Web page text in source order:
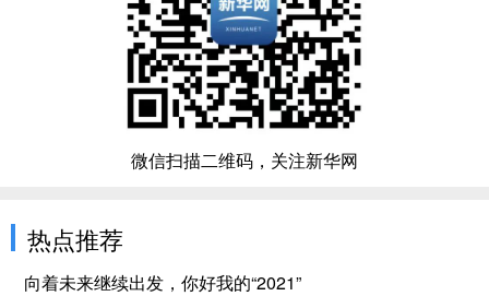
微信扫描二维码，关注新华网
热点推荐
向着未来继续出发，你好我的“2021”